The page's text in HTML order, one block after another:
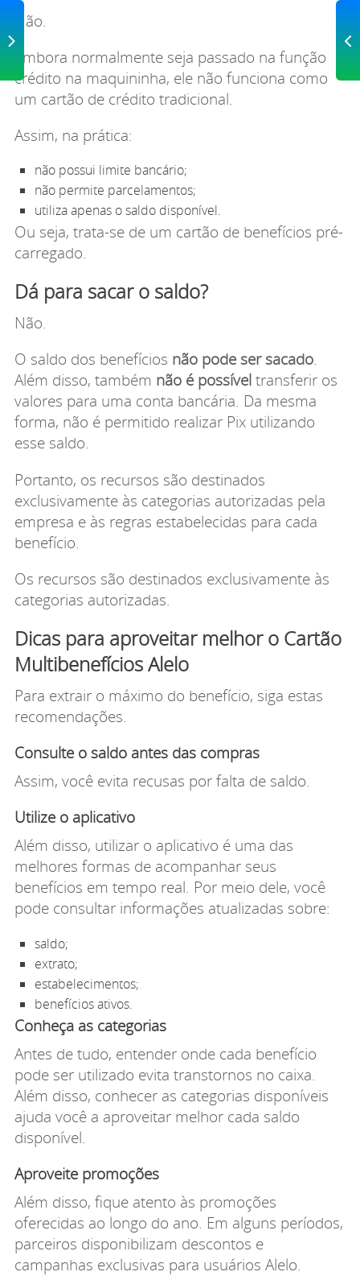
Não.
Embora normalmente seja passado na função
crédito na maquininha, ele não funciona como
um cartão de crédito tradicional.
Assim, na prática:
não possui limite bancário;
não permite parcelamentos;
utiliza apenas o saldo disponível.
Ou seja, trata-se de um cartão de benefícios pré-
carregado.
Dá para sacar o saldo?
Não.
O saldo dos benefícios não pode ser sacado.
Além disso, também não é possíveltransferir os
valores para uma conta bancária. Da mesma
forma, não é permitido realizar Pix utilizando
esse saldo.
Portanto, os recursos são destinados
exclusivamente às categorias autorizadas pela
empresa e às regras estabelecidas para cada
benefício.
Os recursos são destinados exclusivamente às
categorias autorizadas.
Dicas para aproveitar melhor o Cartão
Multibenefícios Alelo
Para extrair o máximo do benefício, siga estas
recomendações.
Consulte o saldo antes das compras
Assim, você evita recusas por falta de saldo.
Utilize o aplicativo
Além disso, utilizar o aplicativo é uma das
melhores formas de acompanhar seus
benefícios em tempo real. Por meio dele, você
pode consultar informações atualizadas sobre:
saldo;
extrato;
estabelecimentos;
benefícios ativos.
Conheça as categorias
Antes de tudo, entender onde cada benefício
pode ser utilizado evita transtornos no caixa.
Além disso, conhecer as categorias disponíveis
ajuda você a aproveitar melhor cada saldo
disponível.
Aproveite promoções
Além disso, fique atento às promoções
oferecidas ao longo do ano. Em alguns períodos,
parceiros disponibilizam descontos e
campanhas exclusivas para usuários Alelo.